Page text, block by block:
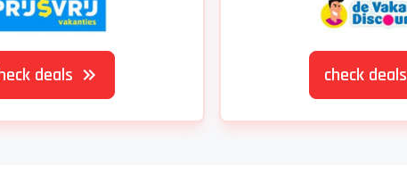
deals check deals